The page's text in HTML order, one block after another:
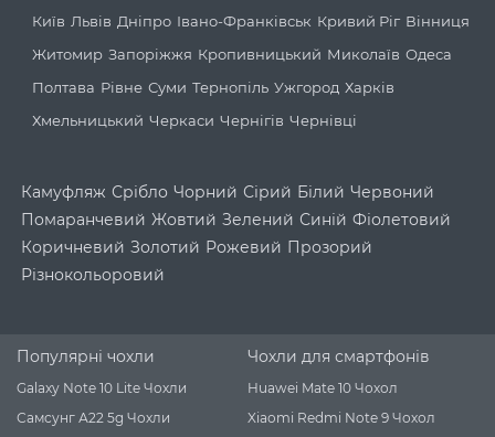
Київ Львів Дніпро Івано-Франківськ Кривий Ріг Вінниця
Житомир Запоріжжя Кропивницький Миколаїв Одеса
Полтава Рівне Суми Тернопіль Ужгород Харків
Хмельницький Черкаси Чернігів Чернівці
Камуфляж Срібло Чорний Сірий Білий Червоний
Помаранчевий Жовтий Зелений Синій Фіолетовий
Коричневий Золотий Рожевий Прозорий
Різнокольоровий
Популярні чохли
Galaxy Note 10 Lite Чохли
Самсунг А22 5g Чохли
Чохли для смартфонів
Huawei Mate 10 Чохол
Xiaomi Redmi Note 9 Чохол